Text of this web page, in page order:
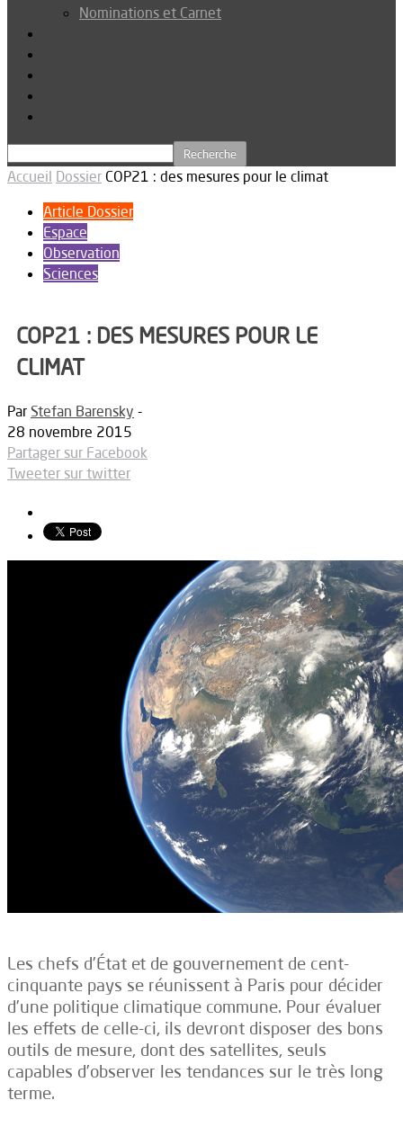
Nominations et Carnet
Accueil Dossier COP21 : des mesures pour le climat
Article Dossier
Espace
Observation
Sciences
COP21 : DES MESURES POUR LE
CLIMAT
Par Stefan Barensky -
28 novembre 2015
Partager sur Facebook
Tweeter sur twitter
Les chefs d’État et de gouvernement de cent-
cinquante pays se réunissent à Paris pour décider
d’une politique climatique commune. Pour évaluer
les effets de celle-ci, ils devront disposer des bons
outils de mesure, dont des satellites, seuls
capables d’observer les tendances sur le très long
terme.